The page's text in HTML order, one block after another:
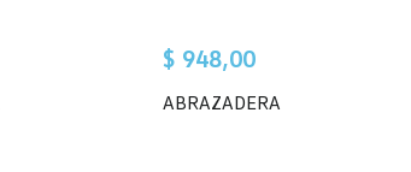
$ 948,00
ABRAZADERA